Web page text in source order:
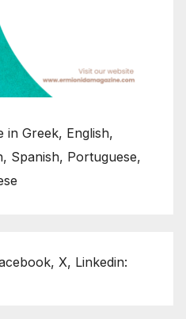
in Greek, English,
Spanish, Portuguese,
X, Linkedin: